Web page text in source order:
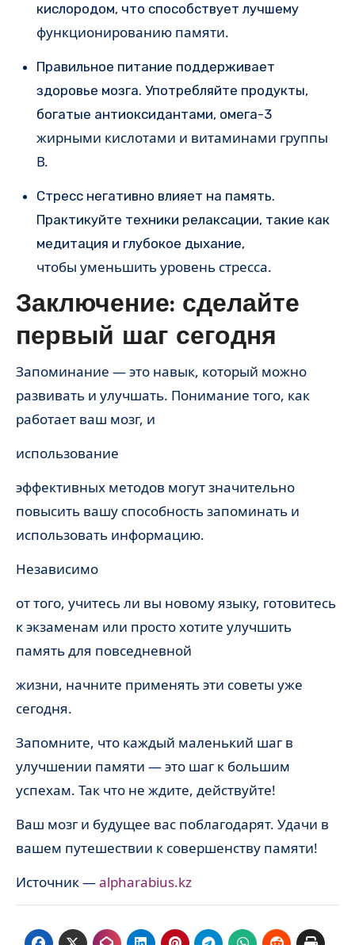
кислородом, что способствует лучшему
функционированию памяти.
Правильное питание поддерживает
здоровье мозга. Употребляйте продукты,
богатые антиоксидантами, омега-3
жирными кислотами и витаминами группы
В.
Стресс негативно влияет на память.
Практикуйте техники релаксации, такие как
медитация и глубокое дыхание,
чтобы уменьшить уровень стресса.
Заключение: сделайте
первый шаг сегодня
Запоминание — это навык, который можно
развивать и улучшать. Понимание того, как
работает ваш мозг, и
использование
эффективных методов могут значительно
повысить вашу способность запоминать и
использовать информацию.
Независимо
от того, учитесь ли вы новому языку, готовитесь
к экзаменам или просто хотите улучшить
память для повседневной
жизни, начните применять эти советы уже
сегодня.
Запомните, что каждый маленький шаг в
улучшении памяти — это шаг к большим
успехам. Так что не ждите, действуйте!
Ваш мозг и будущее вас поблагодарят. Удачи в
вашем путешествии к совершенству памяти!
Источник —alpharabius.kz